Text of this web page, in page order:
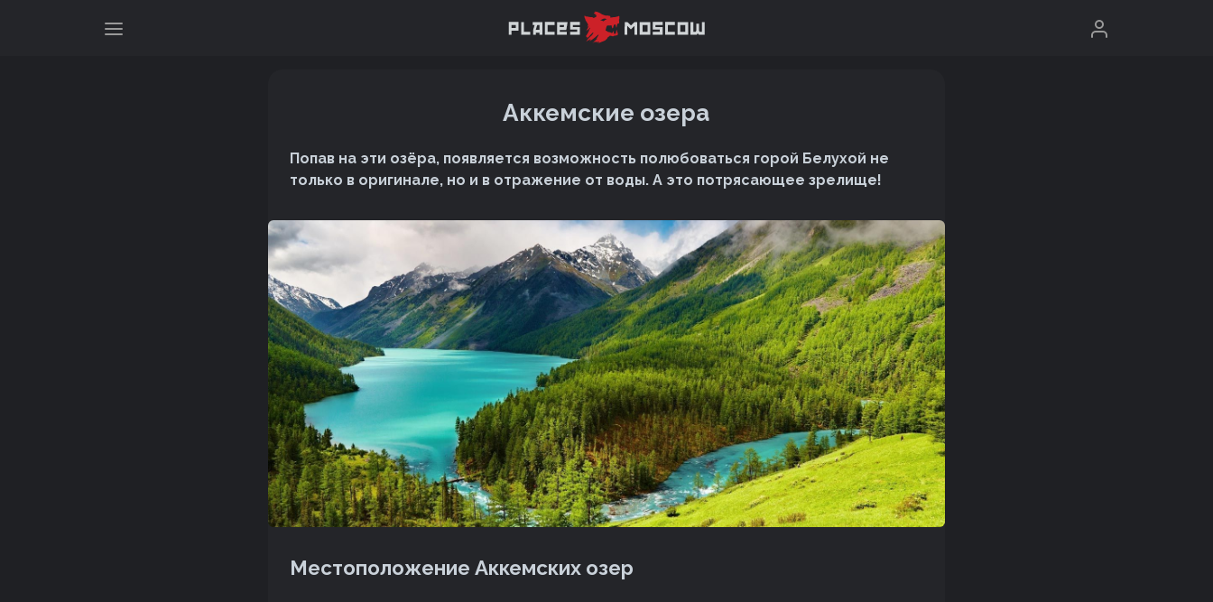
Аккемские озера
Попав на эти озёра, появляется возможность полюбоваться горой Белухой не
только в оригинале, но и в отражение от воды. А это потрясающее зрелище!
Местоположение Аккемских озер